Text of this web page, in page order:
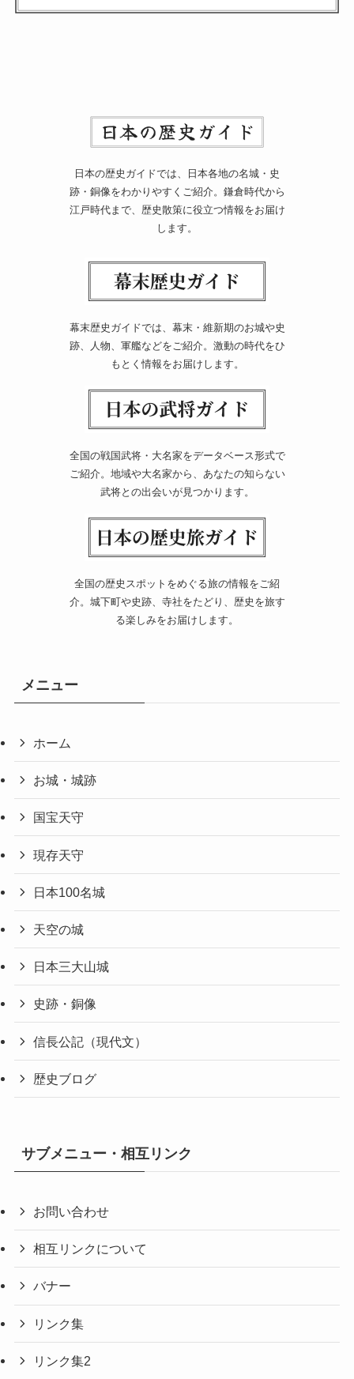
日本の歴史ガイドでは、日本各地の名城・史
跡・銅像をわかりやすくご紹介。鎌倉時代から
江戸時代まで、歴史散策に役立つ情報をお届け
します。
幕末歴史ガイドでは、幕末・維新期のお城や史
跡、人物、軍艦などをご紹介。激動の時代をひ
もとく情報をお届けします。
全国の戦国武将・大名家をデータベース形式で
ご紹介。地域や大名家から、あなたの知らない
武将との出会いが見つかります。
全国の歴史スポットをめぐる旅の情報をご紹
介。城下町や史跡、寺社をたどり、歴史を旅す
る楽しみをお届けします。
メニュー
ホーム
お城・城跡
国宝天守
現存天守
日本100名城
天空の城
日本三大山城
史跡・銅像
信長公記（現代文）
歴史ブログ
サブメニュー・相互リンク
お問い合わせ
相互リンクについて
バナー
リンク集
リンク集2